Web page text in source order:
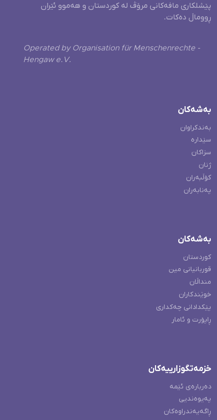
پێشلکاری مافەکانی مرۆڤ لە کوردستان و هەموو ئێران
ڕووماڵ دەکات.
Operated by Organisation für Menschenrechte -
Hengaw e.V.
بەشەکان
بەندکراوان
سێدارە
سزاکان
ژنان
کۆڵبەران
پەنابەران
بەشەکان
کوردستان
قوربانیانی مین
منداڵان
خوێندکاران
پێکدادانی چەکداری
ڕاپۆرت و ئامار
خزمەتگوزارییەکان
دەربارەی ئێمە
پەیوەندیی
ڕاگەیەندراوەکان